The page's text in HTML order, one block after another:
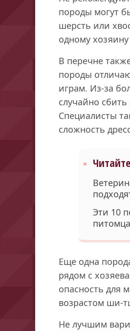
породы могут
шерсть или
одному
В перечне
породы
играм. Из-за
случайно
Специалисты
сложность
Эти 10
Еще одна
рядом с
опасность для
возрастом ши-
Не лучшим